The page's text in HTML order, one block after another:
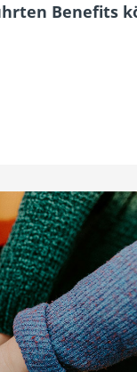
Benefits